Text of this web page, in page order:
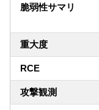
脆弱性サマリ
重大度
RCE
攻撃観測